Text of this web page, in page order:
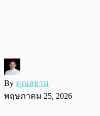
By คุณสยาม
พฤษภาคม 25, 2026